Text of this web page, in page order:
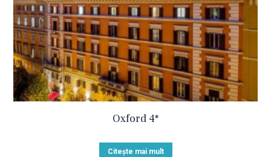
Oxford 4*
Citește mai mult